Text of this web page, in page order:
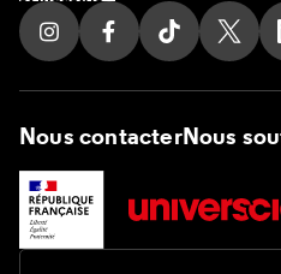
Suivez nous sur Instagram
Suivez nous sur
Suivez nous
Nous contacterNous